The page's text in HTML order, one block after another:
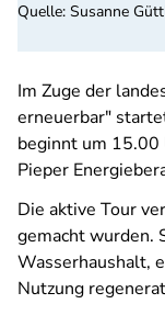
Quelle: Susanne
Im Zuge der
erneuerbar"
beginnt um 15.00
Pieper
Die aktive Tour
gemacht wurden.
Wasserhaushalt,
Nutzung